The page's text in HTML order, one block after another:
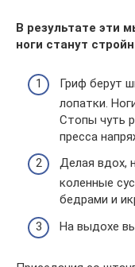
В результате эти
ноги станут
Гриф берут
лопатки.
Стопы чуть
пресса
Делая вдох,
коленные
бедрами и
На выдохе